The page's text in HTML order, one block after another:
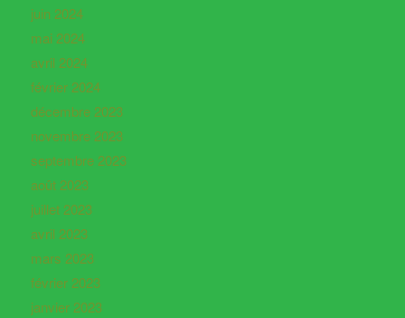
juin 2024
mai 2024
avril 2024
février 2024
décembre 2023
novembre 2023
septembre 2023
août 2023
juillet 2023
avril 2023
mars 2023
février 2023
janvier 2023